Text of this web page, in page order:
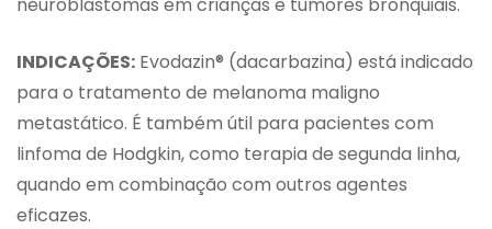
INDICAÇÕES: Evodazin® (dacarbazina) está indicado
para o tratamento de melanoma maligno
metastático. É também útil para pacientes com
linfoma de Hodgkin, como terapia de segunda linha,
quando em combinação com outros agentes
eficazes.